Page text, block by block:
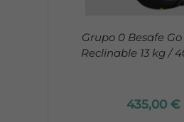
Grupo 0 Besafe
Reclinable 13 kg /
435,00€